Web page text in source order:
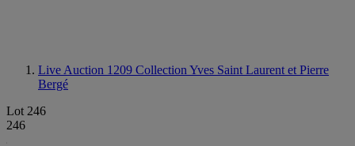
Live Auction 1209 Collection Yves Saint Laurent et Pierre
Bergé
Lot 246
246